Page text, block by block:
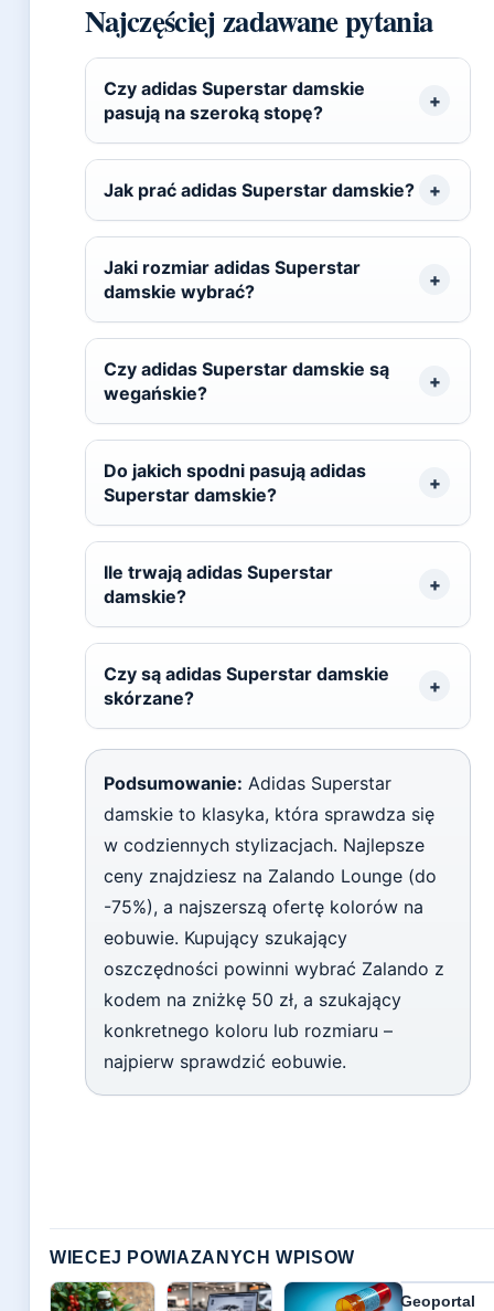
Najczęściej zadawane pytania
Czy adidas Superstar damskie
pasują na szeroką stopę?
Jak prać adidas Superstar damskie?
Jaki rozmiar adidas Superstar
damskie wybrać?
Czy adidas Superstar damskie są
wegańskie?
Do jakich spodni pasują adidas
Superstar damskie?
Ile trwają adidas Superstar
damskie?
Czy są adidas Superstar damskie
skórzane?
Podsumowanie: Adidas Superstar
damskie to klasyka, która sprawdza się
w codziennych stylizacjach. Najlepsze
ceny znajdziesz na Zalando Lounge (do
-75%), a najszerszą ofertę kolorów na
eobuwie. Kupujący szukający
oszczędności powinni wybrać Zalando z
kodem na zniżkę 50 zł, a szukający
konkretnego koloru lub rozmiaru –
najpierw sprawdzić eobuwie.
WIECEJ POWIAZANYCH WPISOW
Geoportal